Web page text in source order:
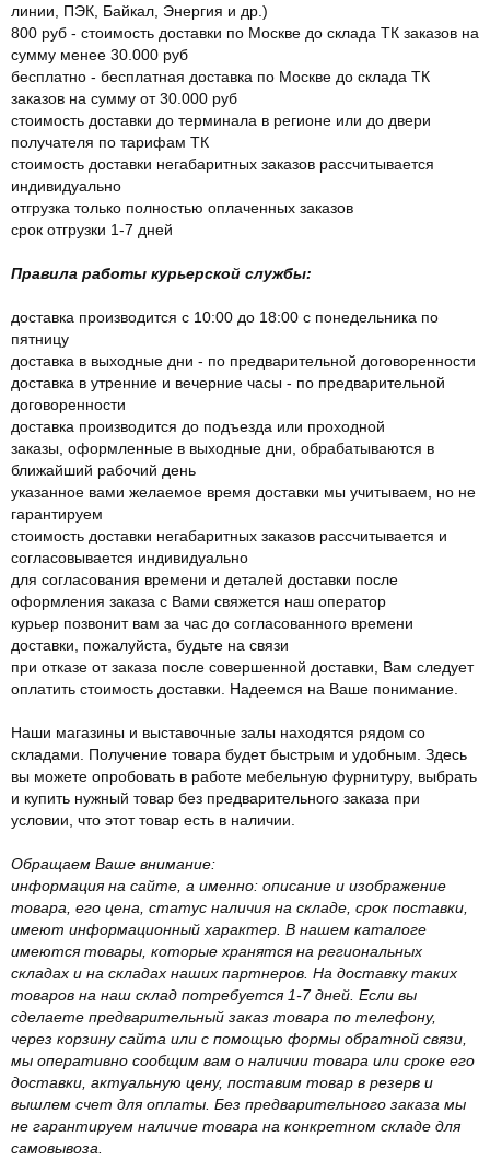
линии, ПЭК, Байкал, Энергия и др.)
800 руб - стоимость доставки по Москве до склада ТК заказов на
сумму менее 30.000 руб
бесплатно - бесплатная доставка по Москве до склада ТК
заказов на сумму от 30.000 руб
стоимость доставки до терминала в регионе или до двери
получателя по тарифам ТК
стоимость доставки негабаритных заказов рассчитывается
индивидуально
отгрузка только полностью оплаченных заказов
срок отгрузки 1-7 дней
Правила работы курьерской службы:
доставка производится с 10:00 до 18:00 с понедельника по
пятницу
доставка в выходные дни - по предварительной договоренности
доставка в утренние и вечерние часы - по предварительной
договоренности
доставка производится до подъезда или проходной
заказы, оформленные в выходные дни, обрабатываются в
ближайший рабочий день
указанное вами желаемое время доставки мы учитываем, но не
гарантируем
стоимость доставки негабаритных заказов рассчитывается и
согласовывается индивидуально
для согласования времени и деталей доставки после
оформления заказа с Вами свяжется наш оператор
курьер позвонит вам за час до согласованного времени
доставки, пожалуйста, будьте на связи
при отказе от заказа после совершенной доставки, Вам следует
оплатить стоимость доставки. Надеемся на Ваше понимание.
Наши магазины и выставочные залы находятся рядом со
складами. Получение товара будет быстрым и удобным. Здесь
вы можете опробовать в работе мебельную фурнитуру, выбрать
и купить нужный товар без предварительного заказа при
условии, что этот товар есть в наличии.
Обращаем Ваше внимание:
информация на сайте, а именно: описание и изображение
товара, его цена, статус наличия на складе, срок поставки,
имеют информационный характер. В нашем каталоге
имеются товары, которые хранятся на региональных
складах и на складах наших партнеров. На доставку таких
товаров на наш склад потребуется 1-7 дней. Если вы
сделаете предварительный заказ товара по телефону,
через корзину сайта или с помощью формы обратной связи,
мы оперативно сообщим вам о наличии товара или сроке его
доставки, актуальную цену, поставим товар в резерв и
вышлем счет для оплаты. Без предварительного заказа мы
не гарантируем наличие товара на конкретном складе для
самовывоза.